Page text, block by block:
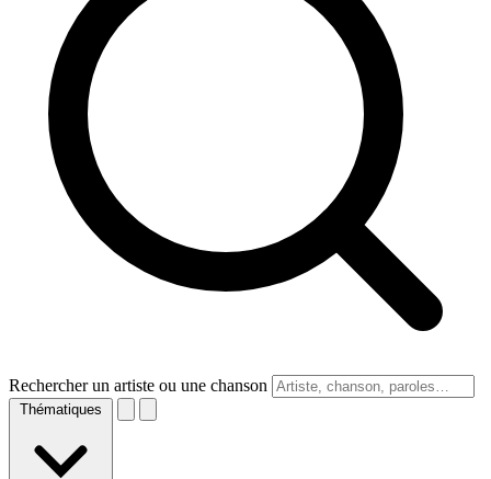
Rechercher un artiste ou une chanson
Thématiques